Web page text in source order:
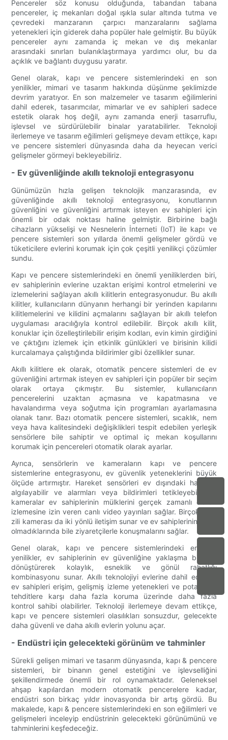
Pencereler söz konusu olduğunda, tabandan tabana
pencereler, iç mekanları doğal ışıkla sular altında tutma ve
çevredeki manzaranın çarpıcı manzaralarını sağlama
yetenekleri için giderek daha popüler hale gelmiştir. Bu büyük
pencereler aynı zamanda iç mekan ve dış mekanlar
arasındaki sınırları bulanıklaştırmaya yardımcı olur, bu da
açıklık ve bağlantı duygusu yaratır.
Genel olarak, kapı ve pencere sistemlerindeki en son
yenilikler, mimari ve tasarım hakkında düşünme şeklimizde
devrim yaratıyor. En son malzemeler ve tasarım eğilimlerini
dahil ederek, tasarımcılar, mimarlar ve ev sahipleri sadece
estetik olarak hoş değil, aynı zamanda enerji tasarruflu,
işlevsel ve sürdürülebilir binalar yaratabilirler. Teknoloji
ilerlemeye ve tasarım eğilimleri gelişmeye devam ettikçe, kapı
ve pencere sistemleri dünyasında daha da heyecan verici
gelişmeler görmeyi bekleyebiliriz.
- Ev güvenliğinde akıllı teknoloji entegrasyonu
Günümüzün hızla gelişen teknolojik manzarasında, ev
güvenliğinde akıllı teknoloji entegrasyonu, konutlarının
güvenliğini ve güvenliğini artırmak isteyen ev sahipleri için
önemli bir odak noktası haline gelmiştir. Birbirine bağlı
cihazların yükselişi ve Nesnelerin İnterneti (IoT) ile kapı ve
pencere sistemleri son yıllarda önemli gelişmeler gördü ve
tüketicilere evlerini korumak için çok çeşitli yenilikçi çözümler
sundu.
Kapı ve pencere sistemlerindeki en önemli yeniliklerden biri,
ev sahiplerinin evlerine uzaktan erişimi kontrol etmelerini ve
izlemelerini sağlayan akıllı kilitlerin entegrasyonudur. Bu akıllı
kilitler, kullanıcıların dünyanın herhangi bir yerinden kapılarını
kilitlemelerini ve kilidini açmalarını sağlayan bir akıllı telefon
uygulaması aracılığıyla kontrol edilebilir. Birçok akıllı kilit,
konuklar için özelleştirilebilir erişim kodları, evin kimin girdiğini
ve çıktığını izlemek için etkinlik günlükleri ve birisinin kilidi
kurcalamaya çalıştığında bildirimler gibi özellikler sunar.
Akıllı kilitlere ek olarak, otomatik pencere sistemleri de ev
güvenliğini artırmak isteyen ev sahipleri için popüler bir seçim
olarak ortaya çıkmıştır. Bu sistemler, kullanıcıların
pencerelerini uzaktan açmasına ve kapatmasına ve
havalandırma veya soğutma için programları ayarlamasına
olanak tanır. Bazı otomatik pencere sistemleri, sıcaklık, nem
veya hava kalitesindeki değişiklikleri tespit edebilen yerleşik
sensörlere bile sahiptir ve optimal iç mekan koşullarını
korumak için pencereleri otomatik olarak ayarlar.
Ayrıca, sensörlerin ve kameraların kapı ve pencere
sistemlerine entegrasyonu, ev güvenlik yeteneklerini büyük
ölçüde artırmıştır. Hareket sensörleri ev dışındaki hareketi
algılayabilir ve alarmları veya bildirimleri tetikleyebilirken,
kameralar ev sahiplerinin mülklerini gerçek zamanlı olarak
izlemesine izin veren canlı video yayınları sağlar. Birçok kapı
zili kamerası da iki yönlü iletişim sunar ve ev sahiplerinin evde
olmadıklarında bile ziyaretçilerle konuşmalarını sağlar.
Genel olarak, kapı ve pencere sistemlerindeki en son
yenilikler, ev sahiplerinin ev güvenliğine yaklaşma biçimini
dönüştürerek kolaylık, esneklik ve gönül rahatlığı
kombinasyonu sunar. Akıllı teknolojiyi evlerine dahil ederek,
ev sahipleri erişim, gelişmiş izleme yetenekleri ve potansiyel
tehditlere karşı daha fazla koruma üzerinde daha fazla
kontrol sahibi olabilirler. Teknoloji ilerlemeye devam ettikçe,
kapı ve pencere sistemleri olasılıkları sonsuzdur, gelecekte
daha güvenli ve daha akıllı evlerin yolunu açar.
- Endüstri için gelecekteki görünüm ve tahminler
Sürekli gelişen mimari ve tasarım dünyasında, kapı & pencere
sistemleri, bir binanın genel estetiğini ve işlevselliğini
şekillendirmede önemli bir rol oynamaktadır. Geleneksel
ahşap kapılardan modern otomatik pencerelere kadar,
endüstri son birkaç yıldır inovasyonda bir artış gördü. Bu
makalede, kapı & pencere sistemlerindeki en son eğilimleri ve
gelişmeleri inceleyip endüstrinin gelecekteki görünümünü ve
tahminlerini keşfedeceğiz.